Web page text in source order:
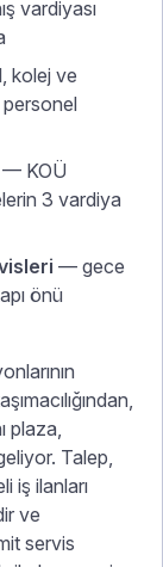
vardiyası
kolej ve
personel
— KOÜ
3 vardiya
— gece
önü
plaza,
Talep,
iş ilanları
ve
servis